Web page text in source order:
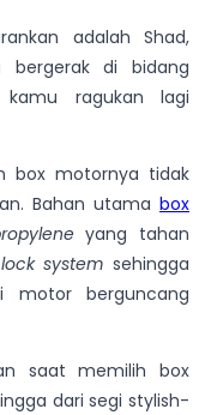
adalah Shad,
bergerak di bidang
ragukan lagi
box motornya tidak
Bahan utama box
yang tahan
system sehingga
motor berguncang
saat memilih box
dari segi stylish-